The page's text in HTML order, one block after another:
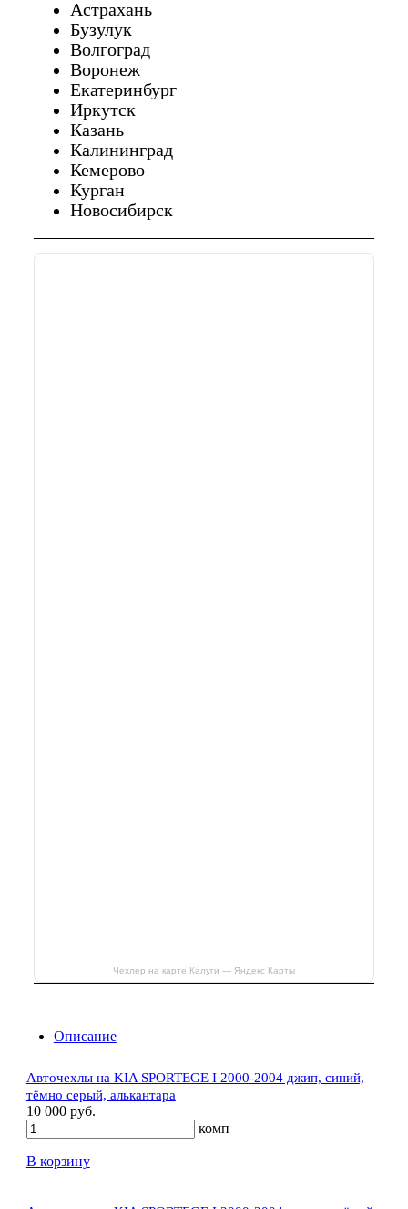
Астрахань
Бузулук
Волгоград
Воронеж
Екатеринбург
Иркутск
Казань
Калининград
Кемерово
Курган
Новосибирск
Чехлер на карте Калуги — Яндекс Карты
Описание
Авточехлы на KIA SPORTEGE I 2000-2004 джип, синий,
тёмно серый, алькантара
10 000 руб.
комп
В корзину